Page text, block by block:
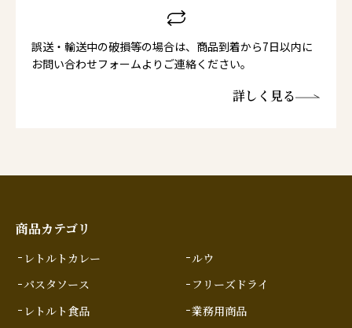
誤送・輸送中の破損等の場合は、商品到着から7日以内に
お問い合わせフォームよりご連絡ください。
詳しく見る
商品カテゴリ
レトルトカレー
パスタソース
レトルト食品
ルウ
フリーズドライ
業務用商品